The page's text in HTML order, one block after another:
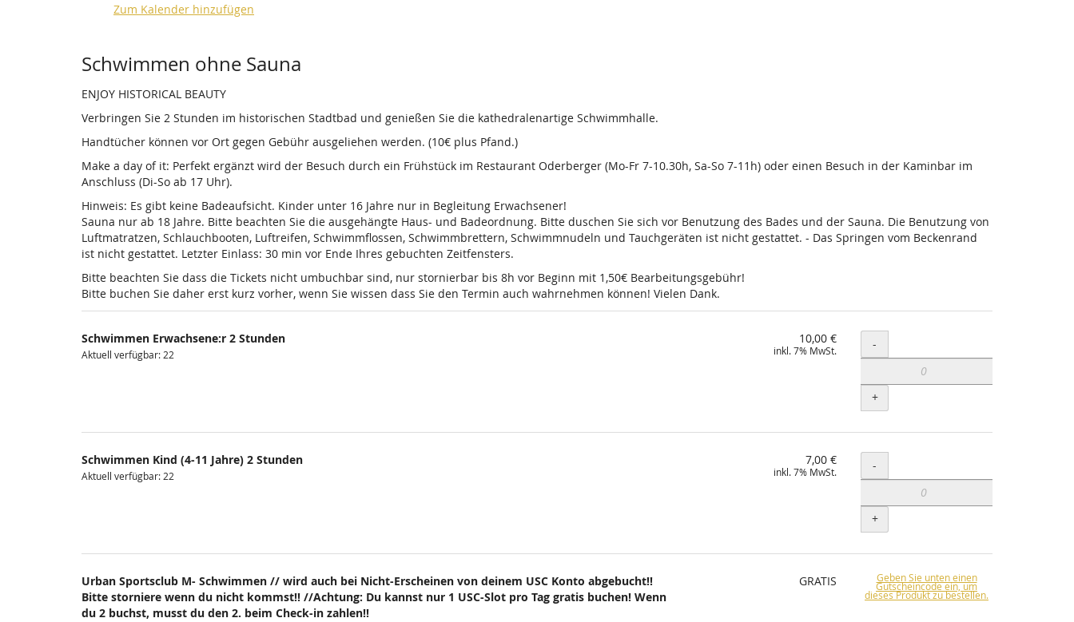
Zum Kalender hinzufügen
Produkte
Schwimmen ohne Sauna
ENJOY HISTORICAL BEAUTY
Verbringen Sie 2 Stunden im historischen Stadtbad und genießen Sie die kathedralenartige Schwimmhalle.
Handtücher können vor Ort gegen Gebühr ausgeliehen werden. (10€ plus Pfand.)
Make a day of it: Perfekt ergänzt wird der Besuch durch ein Frühstück im Restaurant Oderberger (Mo-Fr 7-10.30h, Sa-So 7-11h) oder einen Besuch in der Kaminbar im
Anschluss (Di-So ab 17 Uhr).
Hinweis: Es gibt keine Badeaufsicht. Kinder unter 16 Jahre nur in Begleitung Erwachsener!
Sauna nur ab 18 Jahre. Bitte beachten Sie die ausgehängte Haus- und Badeordnung. Bitte duschen Sie sich vor Benutzung des Bades und der Sauna. Die Benutzung von
Luftmatratzen, Schlauchbooten, Luftreifen, Schwimmflossen, Schwimmbrettern, Schwimmnudeln und Tauchgeräten ist nicht gestattet. - Das Springen vom Beckenrand
ist nicht gestattet. Letzter Einlass: 30 min vor Ende Ihres gebuchten Zeitfensters.
Bitte beachten Sie dass die Tickets nicht umbuchbar sind, nur stornierbar bis 8h vor Beginn mit 1,50€ Bearbeitungsgebühr!
Bitte buchen Sie daher erst kurz vorher, wenn Sie wissen dass Sie den Termin auch wahrnehmen können! Vielen Dank.
Schwimmen Erwachsene:r 2 Stunden
Aktuell verfügbar: 22
10,00 €
inkl. 7% MwSt. Menge
-
+
Schwimmen Kind (4-11 Jahre) 2 Stunden
Aktuell verfügbar: 22
7,00 €
inkl. 7% MwSt. Menge
-
+
Urban Sportsclub M- Schwimmen // wird auch bei Nicht-Erscheinen von deinem USC Konto abgebucht!!
Bitte storniere wenn du nicht kommst!! //Achtung: Du kannst nur 1 USC-Slot pro Tag gratis buchen! Wenn
du 2 buchst, musst du den 2. beim Check-in zahlen!!
GRATIS Geben Sie unten einen
Gutscheincode ein, um
dieses Produkt zu bestellen.